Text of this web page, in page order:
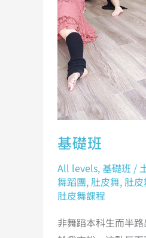
基礎班
All levels,基礎班 /
舞蹈團, 肚皮舞, 肚
肚皮舞課程
非舞蹈本科生而半